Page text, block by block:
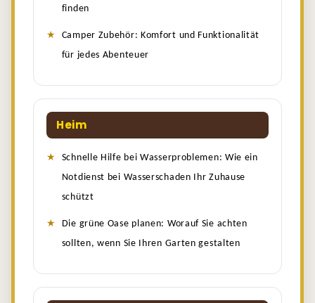
finden
Camper Zubehör: Komfort und Funktionalität
für jedes Abenteuer
Heim
Schnelle Hilfe bei Wasserproblemen: Wie ein
Notdienst bei Wasserschaden Ihr Zuhause
schützt
Die grüne Oase planen: Worauf Sie achten
sollten, wenn Sie Ihren Garten gestalten